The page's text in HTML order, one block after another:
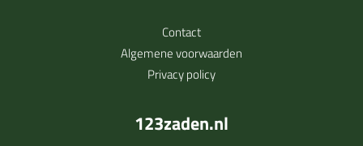
Contact
Algemene voorwaarden
Privacy policy
123zaden.nl